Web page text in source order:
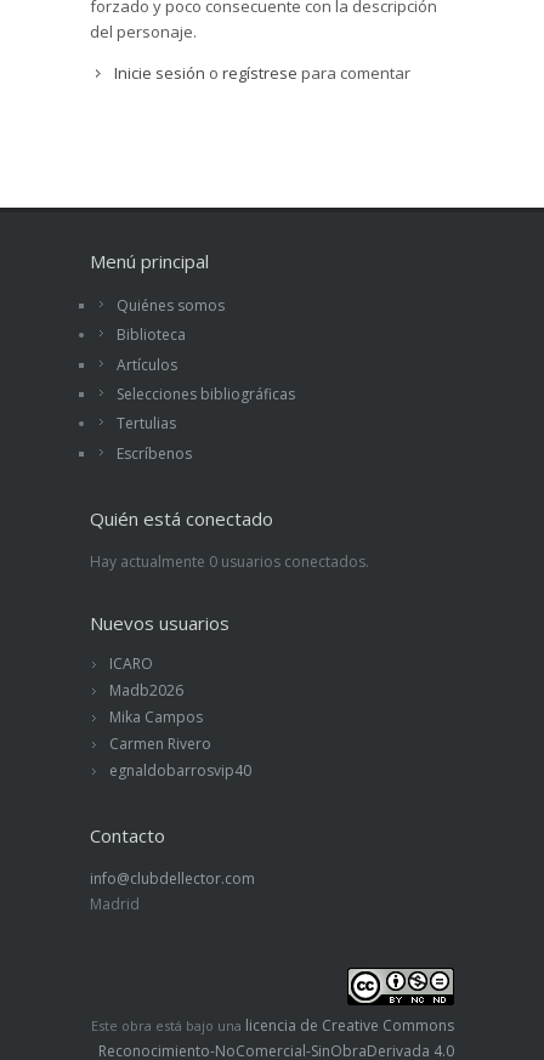
forzado y poco consecuente con la descripción
del personaje.
Inicie sesión o regístrese para comentar
Menú principal
Quiénes somos
Biblioteca
Artículos
Selecciones bibliográficas
Tertulias
Escríbenos
Quién está conectado
Hay actualmente 0 usuarios conectados.
Nuevos usuarios
ICARO
Madb2026
Mika Campos
Carmen Rivero
egnaldobarrosvip40
Contacto
info@clubdellector.com
Madrid
Este obra está bajo una licencia de Creative Commons
Reconocimiento-NoComercial-SinObraDerivada 4.0